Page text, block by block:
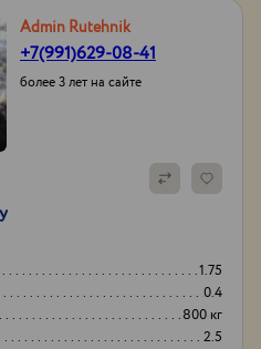
Admin Rutehnik
+7(991)629-08-41
более 3 лет на сайте
1.75
0.4
800 кг
2.5